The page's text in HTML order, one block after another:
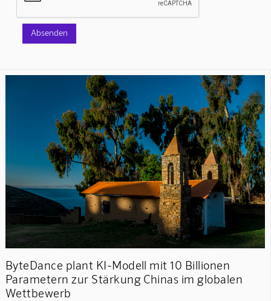
ByteDance plant KI-Modell mit 10 Billionen
Parametern zur Stärkung Chinas im globalen
Wettbewerb